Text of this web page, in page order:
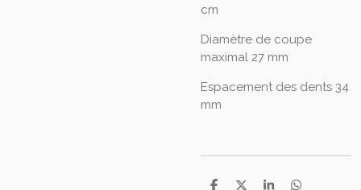
cm
Diamètre de coupe
maximal 27 mm
Espacement des dents 34
mm